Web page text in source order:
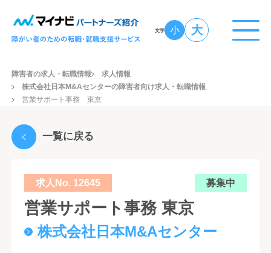
文字 小 大
障害者の求人・転職情報
求人情報
株式会社日本M&Aセンターの障害者向け求人・転職情報
営業サポート事務 東京
一覧に戻る
求人No. 12645 募集中
営業サポート事務 東京
株式会社日本M&Aセンター